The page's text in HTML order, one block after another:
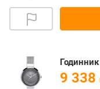
9 338